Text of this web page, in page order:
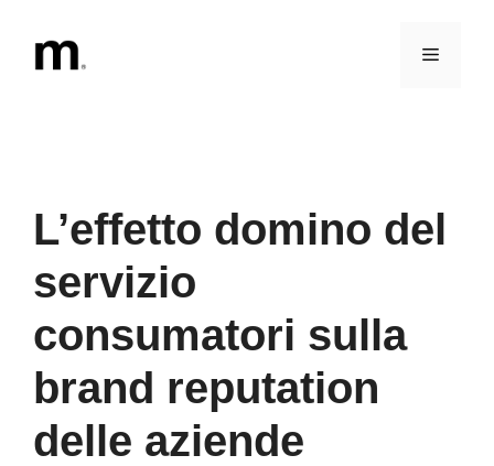
contenuto
Menu
L’effetto domino del
servizio
consumatori sulla
brand reputation
delle aziende